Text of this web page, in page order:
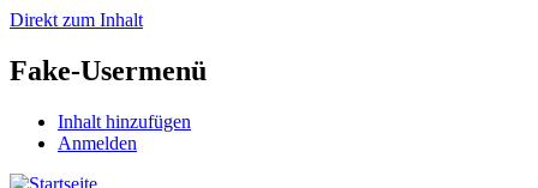
Direkt zum Inhalt
Fake-Usermenü
Inhalt hinzufügen
Anmelden